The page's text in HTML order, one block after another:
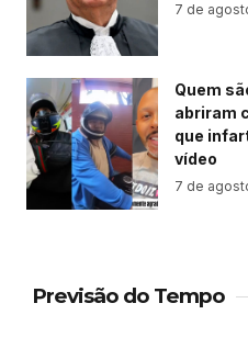
7 de
Quem
abriram
que
vídeo
7 de
Previsão do Tempo